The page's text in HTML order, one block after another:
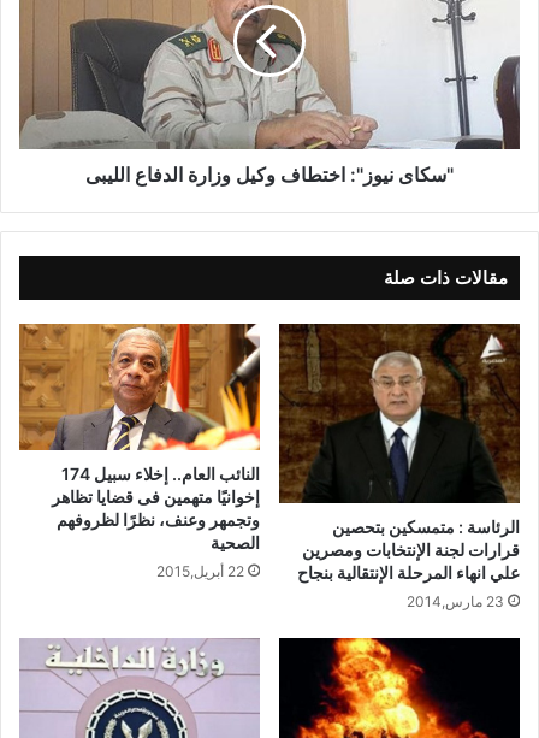
"سكاى نيوز": اختطاف وكيل وزارة الدفاع الليبى
مقالات ذات صلة
الرئاسة : متمسكين بتحصين
قرارات لجنة الإنتخابات ومصرين
علي انهاء المرحلة الإنتقالية بنجاح
23 مارس,2014
النائب العام.. إخلاء سبيل 174
إخوانيًا متهمين فى قضايا تظاهر
وتجمهر وعنف، نظرًا لظروفهم
الصحية
22 أبريل,2015